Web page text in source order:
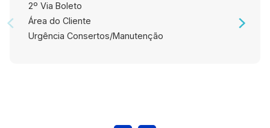
2º Via Boleto
Área do Cliente
Urgência Consertos/Manutenção